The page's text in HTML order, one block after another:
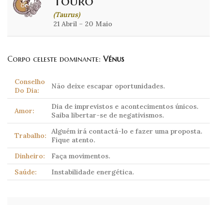
(Taurus)
21 Abril – 20 Maio
Corpo celeste dominante: Vénus
Conselho
Do Dia:
Não deixe escapar oportunidades.
Amor:
Dia de imprevistos e acontecimentos únicos.
Saiba libertar-se de negativismos.
Trabalho:
Alguém irá contactá-lo e fazer uma proposta.
Fique atento.
Dinheiro:
Faça movimentos.
Saúde:
Instabilidade energética.